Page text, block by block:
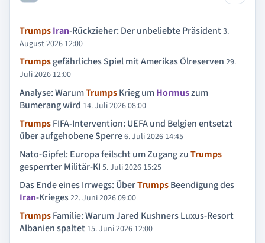
TrumpsIran-Rückzieher: Der unbeliebte Präsident3.
August 2026 12:00
Trumpsgefährliches Spiel mit Amerikas Ölreserven 29.
Juli 2026 12:00
Analyse: WarumTrumpsKrieg umHormuszum
Bumerang wird 14. Juli 2026 08:00
TrumpsFIFA-Intervention: UEFA und Belgien entsetzt
über aufgehobene Sperre6. Juli 2026 14:45
Nato-Gipfel: Europa feilscht um Zugang zuTrumps
gesperrter Militär-KI 5. Juli 2026 15:25
Das Ende eines Irrwegs: ÜberTrumpsBeendigung des
Iran-Krieges22. Juni 2026 09:00
TrumpsFamilie: Warum Jared Kushners Luxus-Resort
Albanien spaltet 15. Juni 2026 12:00